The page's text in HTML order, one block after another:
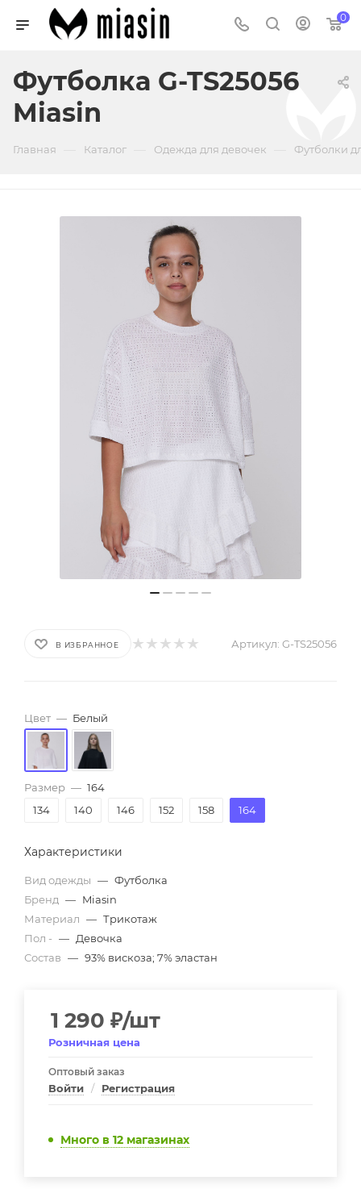
0
Футболка G-TS25056
Miasin
Главная Каталог Одежда для девочек Футболки
В ИЗБРАННОЕ Артикул: G-TS25056
Цвет — Белый
Размер — 164
134
140 146 152 158 164
Характеристики
Вид одежды — Футболка
Бренд — Miasin
Материал — Трикотаж
Пол - — Девочка
Состав — 93% вискоза; 7% эластан
1 290 ₽/шт
Розничная цена
Оптовый заказ
Войти / Регистрация
Много в 12 магазинах